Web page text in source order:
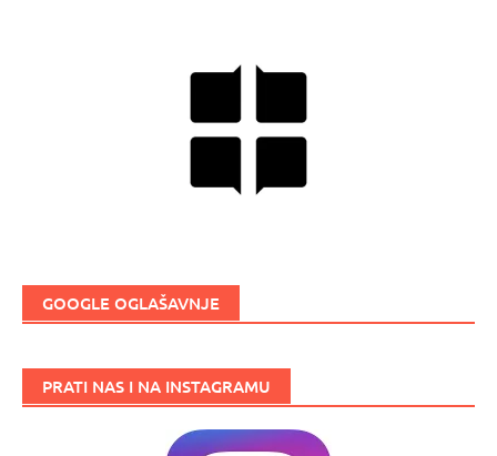
GOOGLE OGLAŠAVNJE
PRATI NAS I NA INSTAGRAMU